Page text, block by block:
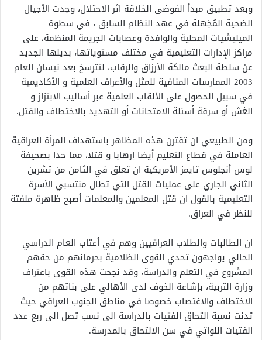
وبعد تطبيق مبدأ الفوضى الخلاقة اثر الاحتلال، وجدت الأجيال
الضحية المُجَهلة في عهد النظام السابق ، في سطوة
الميليشيات المحلية والوافدة وعصابات الجريمة المنظمة، على
مراكز الإدارات التعليمية في مختلف مستوياتها، بديلها الجديد
عن سلطة البعث مالكة الأرزاق والرقاب، لتترسخ بعد نيسان العام
2003 الممارسات المنافية للمثل والأعراف العلمية و الأكاديمية
في سبيل الحصول على الألقاب العلمية عبر أساليب الابتزاز و
الغش أو سرقة أسئلة الامتحانات أو التهديد بالاختطاف والقتل.
ومن الطبيعي ان تقترن هذه المظاهر باستهداف المرأة العراقية
العاملة في قطاع التعليم أيضا إرهابا و قتلا، مما حدا بصحيفة
لوس أنجلوس تايمز الأمريكية ان تعلق في الثامن من تشرين
الثاني الجاري على عمليات القتل التي تطال منتسبي الأسرة
التعليمية بالقول ان قتل المعلمين والمعلمات أصبح ظاهرة ملفتة
للنظر في العراق.
ان الطالبات والطلاب العراقيين وهم في أعتاب العام الدراسي
الحالي يواجهون تحدي القوى الظلامية بحرمانهم من حقهم
المشروع في التعلم والدراسة، وقد نجحت هذه القوى باعتراف
وزارة التربية، بإشاعة الخوف لدى الأهالي على بناتهم من
الاختطاف والاغتصاب خصوصا في مناطق الجنوب العراقي حيث
تدنت نسبة التحاق الفتيات بالدراسة الى نسب تصل الى ربع عدد
الفتيات اللواتي في سن الالتحاق بالمدرسة.